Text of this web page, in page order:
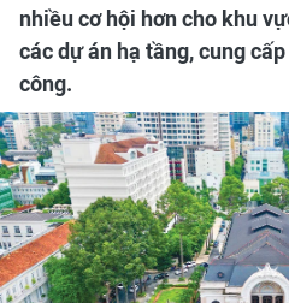
nhiều cơ hội hơn cho khu
các dự án hạ tầng, cung
công.